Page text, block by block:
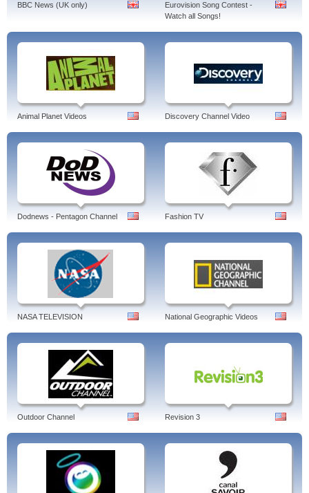
BBC News (UK only)
Eurovision Song Contest -
Watch all Songs!
Animal Planet Videos Discovery Channel Video
Dodnews - Pentagon Channel Fashion TV
NASA TELEVISION National Geographic Videos
Outdoor Channel Revision 3